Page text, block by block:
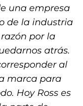
una empresa
de la industria
por la
atrás.
al
marca para
Hoy Ross es